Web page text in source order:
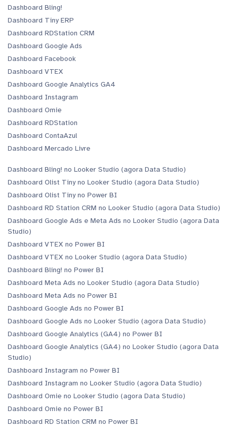
Dashboard Bling!
Dashboard Tiny ERP
Dashboard RDStation CRM
Dashboard Google Ads
Dashboard Facebook
Dashboard VTEX
Dashboard Google Analytics GA4
Dashboard Instagram
Dashboard Omie
Dashboard RDStation
Dashboard ContaAzul
Dashboard Mercado Livre
Dashboard Bling! no Looker Studio (agora Data Studio)
Dashboard Olist Tiny no Looker Studio (agora Data Studio)
Dashboard Olist Tiny no Power BI
Dashboard RD Station CRM no Looker Studio (agora Data Studio)
Dashboard Google Ads e Meta Ads no Looker Studio (agora Data
Studio)
Dashboard VTEX no Power BI
Dashboard VTEX no Looker Studio (agora Data Studio)
Dashboard Bling! no Power BI
Dashboard Meta Ads no Looker Studio (agora Data Studio)
Dashboard Meta Ads no Power BI
Dashboard Google Ads no Power BI
Dashboard Google Ads no Looker Studio (agora Data Studio)
Dashboard Google Analytics (GA4) no Power BI
Dashboard Google Analytics (GA4) no Looker Studio (agora Data
Studio)
Dashboard Instagram no Power BI
Dashboard Instagram no Looker Studio (agora Data Studio)
Dashboard Omie no Looker Studio (agora Data Studio)
Dashboard Omie no Power BI
Dashboard RD Station CRM no Power BI